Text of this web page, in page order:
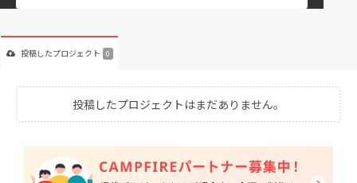
投稿したプロジェクト 0
投稿したプロジェクトはまだありません。